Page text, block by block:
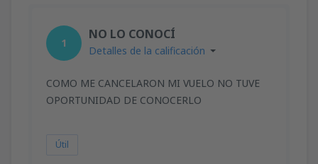
1
NO LO CONOCÍ
Detalles de la calificación
COMO ME CANCELARON MI VUELO NO TUVE
OPORTUNIDAD DE CONOCERLO
Útil